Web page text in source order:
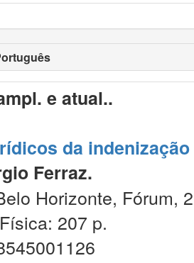
e atual..
da
Ferraz.
Horizonte, Fórum,
207 p.